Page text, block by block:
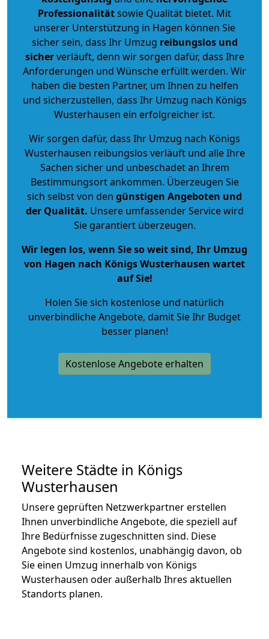
Professionalitätsowie Qualität bietet. Mit
unserer Unterstützung in Hagen können Sie
sicher sein, dass Ihr Umzug reibungslos und
sicherverläuft, denn wir sorgen dafür, dass Ihre
Anforderungen und Wünsche erfüllt werden. Wir
haben die besten Partner, um Ihnen zu helfen
und sicherzustellen, dass Ihr Umzug nach Königs
Wusterhausen ein erfolgreicher ist.
Wir sorgen dafür, dass Ihr Umzug nach Königs
Wusterhausen reibungslos verläuft und alle Ihre
Sachen sicher und unbeschadet an Ihrem
Bestimmungsort ankommen. Überzeugen Sie
sich selbst von den günstigen Angeboten und
der Qualität. Unsere umfassender Service wird
Sie garantiert überzeugen.
Wir legen los, wenn Sie so weit sind, Ihr Umzug
von Hagen nach Königs Wusterhausen wartet
auf Sie!
Holen Sie sich kostenlose und natürlich
unverbindliche Angebote, damit Sie Ihr Budget
besser planen!
Kostenlose Angebote erhalten
Weitere Städte in Königs
Wusterhausen
Unsere geprüften Netzwerkpartner erstellen
Ihnen unverbindliche Angebote, die speziell auf
Ihre Bedürfnisse zugeschnitten sind. Diese
Angebote sind kostenlos, unabhängig davon, ob
Sie einen Umzug innerhalb von Königs
Wusterhausen oder außerhalb Ihres aktuellen
Standorts planen.